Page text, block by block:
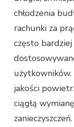
chłodzenia
rachunki za
często
jakości
ciągłą